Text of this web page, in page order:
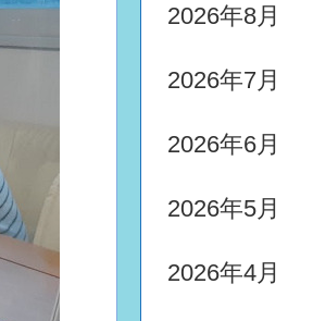
2026年8月
2026年7月
2026年6月
2026年5月
2026年4月